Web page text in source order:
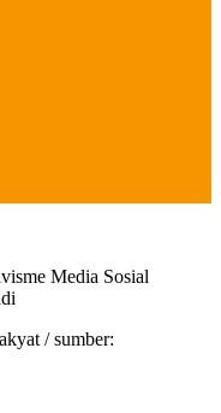
Media Sosial
/ sumber: